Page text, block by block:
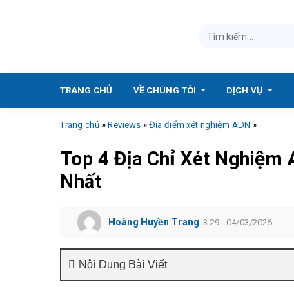
TRANG CHỦ VỀ CHÚNG TÔI DỊCH VỤ
Trang chủ » Reviews » Địa điểm xét nghiệm ADN »
Top 4 Địa Chỉ Xét Nghiệm
Nhất
Hoàng Huyền Trang 3:29 - 04/03/2026
Nội Dung Bài Viết